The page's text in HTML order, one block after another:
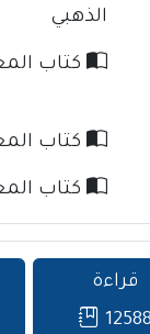
الذهبي
كتاب المغني ج17 ط – دار كنوز
كتاب المغني ج15 ط – دار كنوز
كتاب المغني ج13 ط – دار كنوز
قراءة
12588